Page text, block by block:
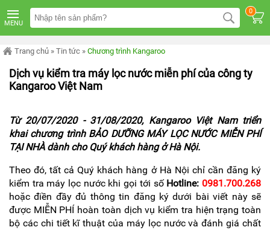
MENU
0
TRANG
CHỦ
LỌC
KANGAROO
ÂM
TỦ
LỌC
NƯỚC
KANGAROO
TỦ
ĐỨNG
MÁY
LỌC
NƯỚC
KANGAROO
ĐỂ
BÀN
Trang chủ » Tin tức » Chương trình Kangaroo
Dịch vụ kiểm tra máy lọc nước miễn phí của công ty
Kangaroo Việt Nam
Từ 20/07/2020 - 31/08/2020, Kangaroo Việt Nam triển
khai chương trình BẢO DƯỠNG MÁY LỌC NƯỚC MIỄN PHÍ
TẠI NHÀ dành cho Quý khách hàng ở Hà Nội.
Theo đó, tất cả Quý khách hàng ở Hà Nội chỉ cần đăng ký
kiểm tra máy lọc nước khi gọi tới số Hotline: 0981.700.268
hoặc điền đầy đủ thông tin đăng ký dưới bài viết này sẽ
được MIỄN PHÍ hoàn toàn dịch vụ kiểm tra hiện trạng toàn
bộ các chi tiết kĩ thuật của máy lọc nước và đánh giá chất